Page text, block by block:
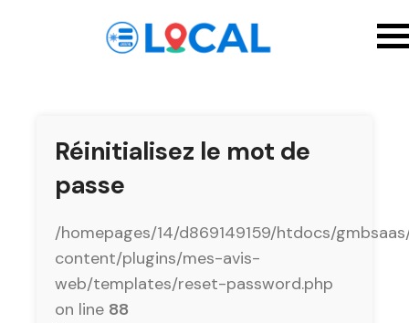
Réinitialisez le mot de
passe
/homepages/14/d869149159/htdocs/
content/plugins/mes-avis-
web/templates/reset-password.php
on line 88